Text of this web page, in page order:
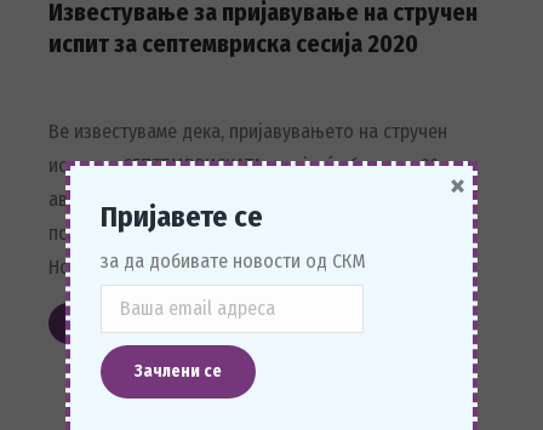
Известување за пријавување на стручен
испит за септемвриска сесија 2020
Ве известуваме дека, пријавувањето на стручен
испит за СЕПТЕМВРИСКАТА сесија, ќе биде до 20
август 2020 година. Пријавите, пак, кои ќе бидат
поднесени по 20 септември, ќе се реализираат во
Ноемвриската сесија.
Пријавете се
за да добивате новости од СКМ
×